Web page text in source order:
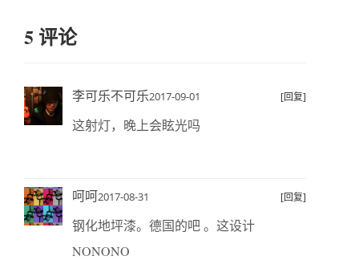
5 评论
李可乐不可乐2017-09-01 [回复]
这射灯，晚上会眩光吗
呵呵2017-08-31 [回复]
钢化地坪漆。德国的吧 。这设计
NONONO